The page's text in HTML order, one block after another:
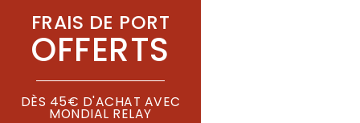
FRAIS DE PORT
OFFERTS
DÈS 45€ D'ACHAT AVEC
MONDIAL RELAY